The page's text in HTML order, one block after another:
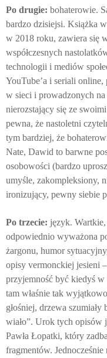
Po drugie: bohaterowie.
bardzo dzisiejsi. Książka
w 2018 roku, zawiera się
współczesnych
technologii i mediów
YouTube’a i seriali
w sieci i prowadzonych
nierozstający się ze
pewna, że nastoletni
tym bardziej, że
Nate, Dawid to barwne
osobowości (bardzo
umyśle, zakompleksiony,
ironizujący, pewny siebie
Po trzecie: język.
odpowiednio wyważona
żargonu, humor
opisy vermonckiej jesieni
przyjemność być kiedyś
tam właśnie tak
głośniej, drzewa
wiało”. Urok tych opisów
Pawła Łopatki, który
fragmentów. Jednocześnie